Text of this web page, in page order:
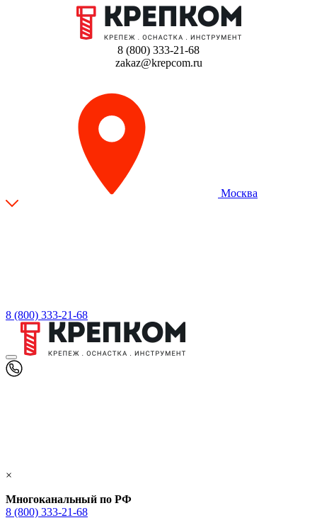
8 (800) 333-21-68
zakaz@krepcom.ru
Москва
8 (800) 333-21-68
×
Многоканальный по РФ
8 (800) 333‑21-68